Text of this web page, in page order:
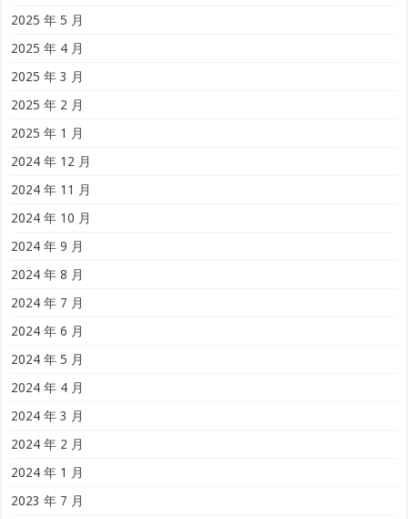
2025 年 5 月
2025 年 4 月
2025 年 3 月
2025 年 2 月
2025 年 1 月
2024 年 12 月
2024 年 11 月
2024 年 10 月
2024 年 9 月
2024 年 8 月
2024 年 7 月
2024 年 6 月
2024 年 5 月
2024 年 4 月
2024 年 3 月
2024 年 2 月
2024 年 1 月
2023 年 7 月